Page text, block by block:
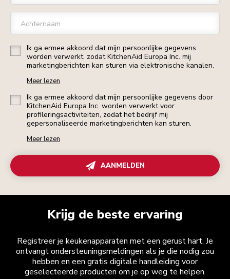
Achternaam
Ik ga ermee akkoord dat mijn persoonlijke gegevens
worden verwerkt, zodat KitchenAid Europa Inc. mij
marketingberichten kan sturen via elektronische kanalen.
Meer lezen
Ik ga ermee akkoord dat mijn persoonlijke gegevens door
KitchenAid Europa Inc. worden verwerkt voor
profileringsactiviteiten, zodat het bedrijf mij
gepersonaliseerde marketingberichten kan sturen.
Meer lezen
AANMELDEN
Krijg de beste ervaring
Registreer je keukenapparaten met een gerust hart. Je
ontvangt ondersteuningsmeldingen als je die nodig zou
hebben en een gratis digitale handleiding voor
geselecteerde producten om je op weg te helpen.